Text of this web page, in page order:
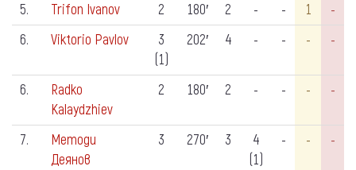
5. Trifon Ivanov 2 180′ 2 - - 1
-
6.
Viktorio Pavlov
3
(1)
202′ 4 - - - -
6.
Radko
Kalaydzhiev
2 180′ 2 - - - -
7.
Методи
Деянов
3 270′ 3
4
(1)
- - -